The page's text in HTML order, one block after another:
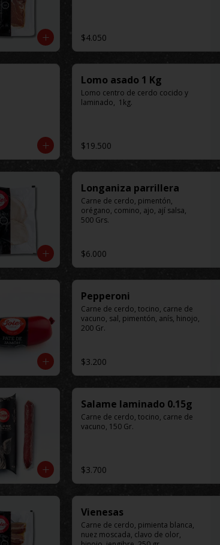
$4.050
Lomo asado 1 Kg
Lomo centro de cerdo cocido y
laminado,  1kg.
$19.500
Longaniza parrillera
Carne de cerdo, pimentón,
orégano, comino, ajo, ají salsa,
500 Grs.
$6.000
Pepperoni
Carne de cerdo, tocino, carne de
vacuno, sal, pimentón, anís, hinojo,
200 Gr.
$3.200
Salame laminado 0.15g
Carne de cerdo, tocino, carne de
vacuno, 150 Gr.
$3.700
Vienesas
Carne de cerdo, pimienta blanca,
nuez moscada, clavo de olor,